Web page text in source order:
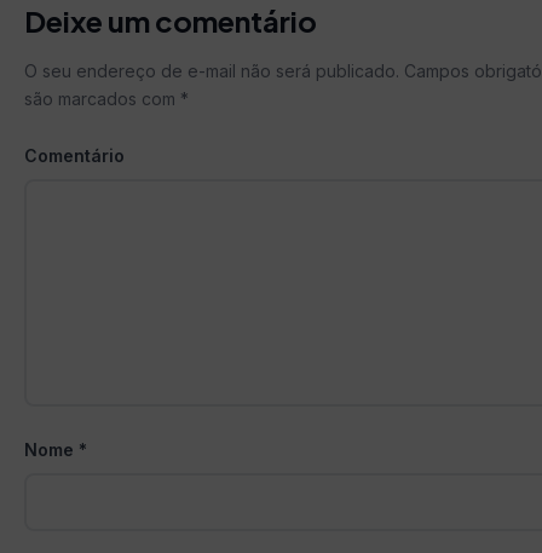
Deixe um comentário
O seu endereço de e-mail não será publicado. Campos
são marcados com *
Comentário
Nome *